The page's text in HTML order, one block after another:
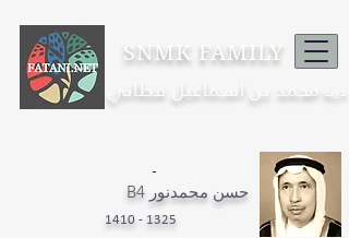
SNMK FAMILY
ذرية محمد بن اسماعيل فطاني
B4 حسن محمدنور
-
1325 - 1410